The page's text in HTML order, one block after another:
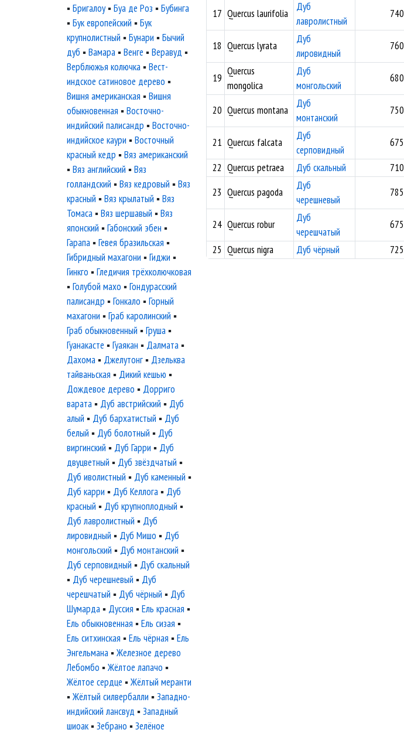
17 Quercus laurifolia
Дуб
лавролистный
740
18 Quercus lyrata
Дуб
лировидный
760
19
Quercus
mongolica
Дуб
монгольский
680
20 Quercus montana
Дуб
монтанский
750
21 Quercus falcata
Дуб
серповидный
675
22 Quercus petraea Дуб скальный 710
23 Quercus pagoda
Дуб
черешневый
785
24 Quercus robur
Дуб
черешчатый
675
25 Quercus nigra Дуб чёрный 725
▪Бригалоу▪Буа де Роз ▪Бубинга
▪Бук европейский ▪Бук
крупнолистный ▪Бунари ▪Бычий
дуб ▪Вамара ▪Венге ▪Веравуд ▪
Верблюжья колючка ▪Вест-
индское сатиновое дерево ▪
Вишня американская ▪Вишня
обыкновенная ▪Восточно-
индийский палисандр ▪Восточно-
индийское каури ▪Восточный
красный кедр ▪Вяз американский
▪Вяз английский ▪Вяз
голландский ▪Вяз кедровый ▪Вяз
красный ▪Вяз крылатый ▪Вяз
Томаса ▪Вяз шершавый ▪Вяз
японский ▪Габонский эбен ▪
Гарапа ▪Гевея бразильская ▪
Гибридный махагони ▪Гиджи ▪
Гинкго ▪Гледичия трёхколючковая
▪Голубой махо ▪Гондурасский
палисандр ▪Гонкало ▪Горный
махагони ▪Граб каролинский ▪
Граб обыкновенный ▪Груша ▪
Гуанакасте ▪Гуаякан ▪ Далмата ▪
Дахома ▪ Джелутонг ▪ Дзельква
тайваньская ▪ Дикий кешью ▪
Дождевое дерево ▪ Дорриго
варата ▪ Дуб австрийский ▪ Дуб
алый ▪ Дуб бархатистый ▪ Дуб
белый ▪ Дуб болотный ▪ Дуб
виргинский ▪ Дуб Гарри ▪ Дуб
двуцветный ▪ Дуб звёздчатый ▪
Дуб иволистный ▪ Дуб каменный ▪
Дуб карри ▪ Дуб Келлога ▪ Дуб
красный ▪ Дуб крупноплодный ▪
Дуб лавролистный ▪ Дуб
лировидный ▪ Дуб Мишо ▪ Дуб
монгольский ▪ Дуб монтанский ▪
Дуб серповидный ▪ Дуб скальный
▪ Дуб черешневый ▪ Дуб
черешчатый ▪ Дуб чёрный ▪ Дуб
Шумарда ▪ Дуссия ▪Ель красная ▪
Ель обыкновенная ▪Ель сизая ▪
Ель ситхинская ▪Ель чёрная ▪Ель
Энгельмана ▪Железное дерево
Лебомбо ▪Жёлтое лапачо ▪
Жёлтое сердце ▪Жёлтый меранти
▪Жёлтый силвербалли ▪Западно-
индийский лансвуд ▪Западный
шиоак ▪Зебрано ▪Зелёное